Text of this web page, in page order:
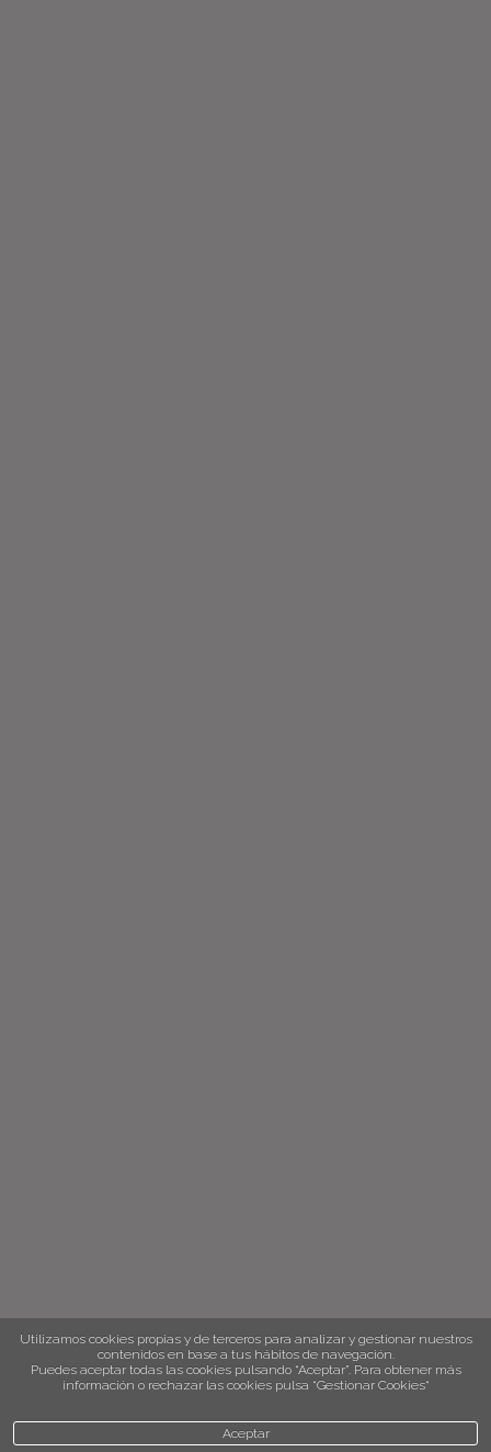
Utilizamos cookies propias y de terceros para analizar y gestionar nuestros
contenidos en base a tus hábitos de navegación.
Puedes aceptar todas las cookies pulsando “Aceptar”. Para obtener más
información o rechazar las cookies pulsa “Gestionar Cookies“
Aceptar